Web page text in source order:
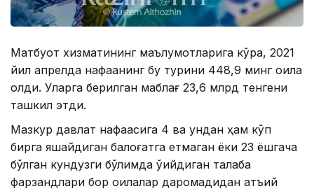
Матбуот хизматининг маълумотларига кўра, 2021
йил апрелда нафақанинг бу турини 448,9 минг оила
олди. Уларга берилган маблағ 23,6 млрд тенгени
ташкил этди.
Мазкур давлат нафақасига 4 ва ундан ҳам кўп
бирга яшайдиган балоғатга етмаган ёки 23 ёшгача
бўлган кундузги бўлимда ўқийдиган талаба
фарзандлари бор оилалар даромадидан қатъий